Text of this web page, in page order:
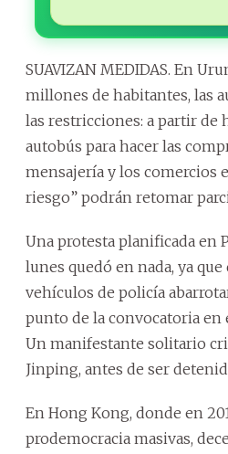
SUAVIZAN MEDIDAS. En
millones de habitantes, las
las restricciones: a partir de
autobús para hacer las
mensajería y los comercios
riesgo” podrán retomar
Una protesta planificada en
lunes quedó en nada, ya
vehículos de policía
punto de la convocatoria en
Un manifestante solitario
Jinping, antes de ser
En Hong Kong, donde en
prodemocracia masivas,